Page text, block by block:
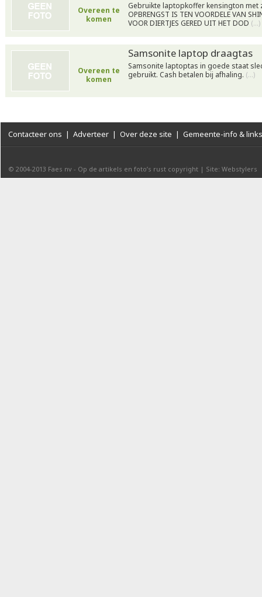
Overeen te
komen
Gebruikte laptopkoffer kensington met
OPBRENGST IS TEN VOORDELE VAN
VOOR DIERTJES GERED UIT HET DOD (…)
Overeen te
komen
Samsonite laptop draagtas
Samsonite laptoptas in goede staat
gebruikt. Cash betalen bij afhaling. (…)
Contacteer ons | Adverteer | Over deze site | Gemeente-info & links
© 2004-2013 Faes nv - Op de artikels en foto’s rust copyright | Site: Webstylers